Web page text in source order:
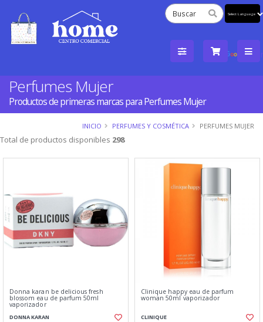
by
Perfumes Mujer
Productos de primeras marcas para Perfumes Mujer
INICIO PERFUMES Y COSMÉTICA PERFUMES MUJER
Total de productos disponibles 298
Donna karan be delicious fresh
blossom eau de parfum 50ml
vaporizador
DONNA KARAN
Clinique happy eau de parfum
woman 50ml vaporizador
CLINIQUE